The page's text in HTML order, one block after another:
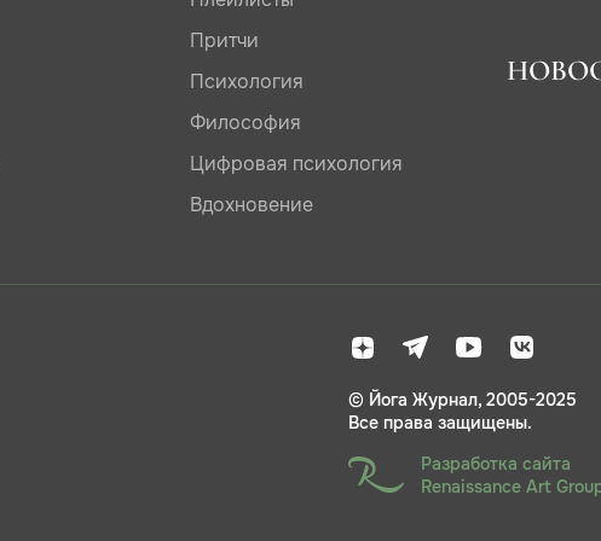
Притчи
Психология
Философия
Цифровая психология
Вдохновение
© Йога Журнал, 2005-2025
Все права защищены.
Разработка сайта
Renaissance Art